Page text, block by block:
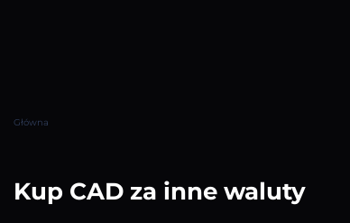
Główna
Kup CAD za inne waluty